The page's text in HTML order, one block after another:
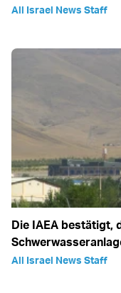
All Israel News Staff
Die IAEA bestätigt,
All Israel News Staff